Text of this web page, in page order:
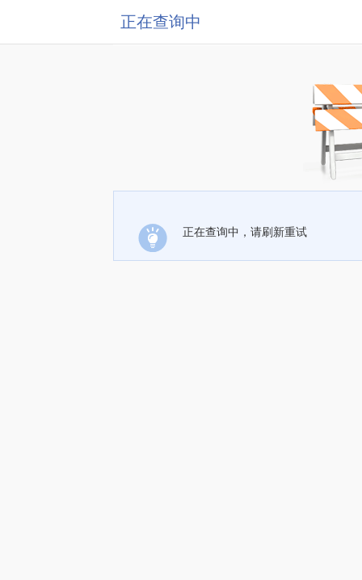
正在查询中
正在查询中，请刷新重试